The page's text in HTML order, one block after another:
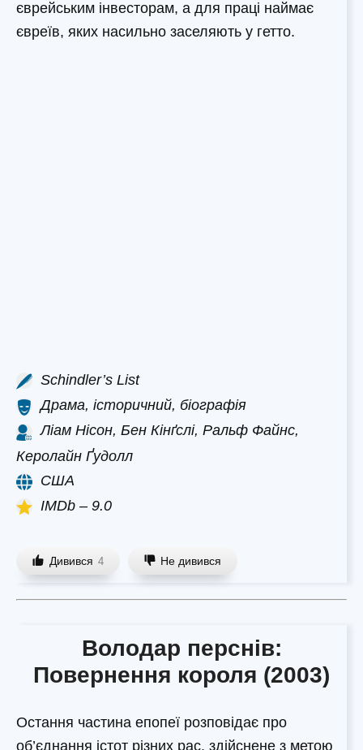
єврейським інвесторам, а для праці наймає
євреїв, яких насильно заселяють у гетто.
Schindler’s List
Драма, історичний, біографія
Ліам Нісон, Бен Кінґслі, Ральф Файнс,
Керолайн Ґудолл
США
IMDb – 9.0
Дивився 4 Не дивився
Володар перснів:
Повернення короля (2003)
Остання частина епопеї розповідає про
об’єднання істот різних рас, здійснене з метою